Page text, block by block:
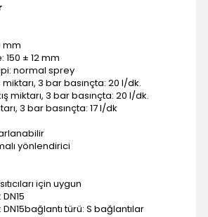
mm
± 12 mm
normal sprey
3 bar basınçta: 20 l/dk.
miktarı, 3 bar basınçta: 20 l/dk.
3 bar basınçta: 17 l/dk
yönlendirici
için uygun
türü: S bağlantılar